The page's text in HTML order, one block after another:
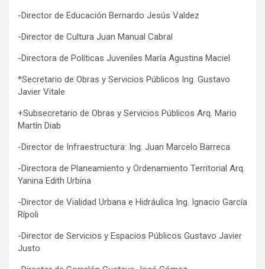
-Director de Educación Bernardo Jesús Valdez
-Director de Cultura Juan Manual Cabral
-Directora de Políticas Juveniles María Agustina Maciel
*Secretario de Obras y Servicios Públicos Ing. Gustavo
Javier Vitale
+Subsecretario de Obras y Servicios Públicos Arq. Mario
Martín Diab
-Director de Infraestructura: Ing. Juan Marcelo Barreca
-Directora de Planeamiento y Ordenamiento Territorial Arq.
Yanina Edith Urbina
-Director de Vialidad Urbana e Hidráulica Ing. Ignacio García
Rípoli
-Director de Servicios y Espacios Públicos Gustavo Javier
Justo